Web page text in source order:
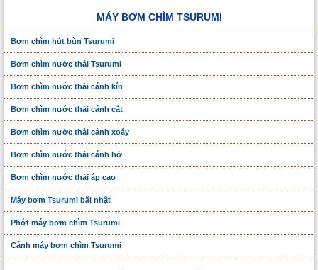
MÁY BƠM CHÌM TSURUMI
Bơm chìm hút bùn Tsurumi
Bơm chìm nước thải Tsurumi
Bơm chìm nước thải cánh kín
Bơm chìm nước thải cánh cắt
Bơm chìm nước thải cánh xoáy
Bơm chìm nước thải cánh hở
Bơm chìm nước thải áp cao
Máy bơm Tsurumi bãi nhật
Phớt máy bơm chìm Tsurumi
Cánh máy bơm chìm Tsurumi